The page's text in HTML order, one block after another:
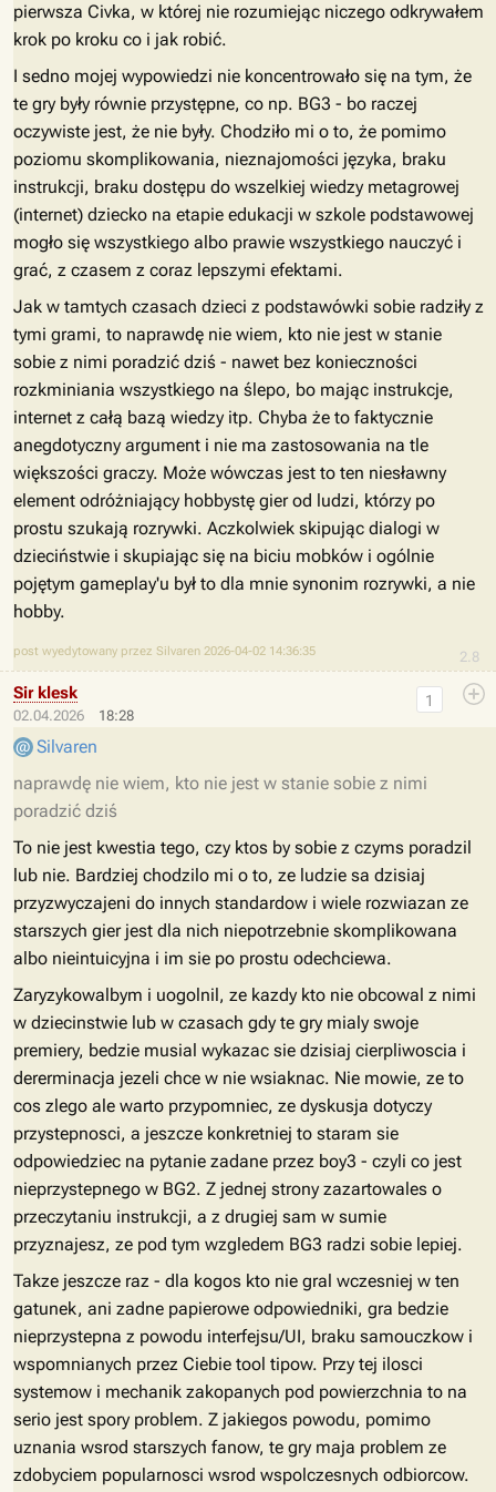
2.8
pierwsza Civka, w której nie rozumiejąc niczego odkrywałem
krok po kroku co i jak robić.
I sedno mojej wypowiedzi nie koncentrowało się na tym, że
te gry były równie przystępne, co np. BG3 - bo raczej
oczywiste jest, że nie były. Chodziło mi o to, że pomimo
poziomu skomplikowania, nieznajomości języka, braku
instrukcji, braku dostępu do wszelkiej wiedzy metagrowej
(internet) dziecko na etapie edukacji w szkole podstawowej
mogło się wszystkiego albo prawie wszystkiego nauczyć i
grać, z czasem z coraz lepszymi efektami.
Jak w tamtych czasach dzieci z podstawówki sobie radziły z
tymi grami, to naprawdę nie wiem, kto nie jest w stanie
sobie z nimi poradzić dziś - nawet bez konieczności
rozkminiania wszystkiego na ślepo, bo mając instrukcje,
internet z całą bazą wiedzy itp. Chyba że to faktycznie
anegdotyczny argument i nie ma zastosowania na tle
większości graczy. Może wówczas jest to ten niesławny
element odróżniający hobbystę gier od ludzi, którzy po
prostu szukają rozrywki. Aczkolwiek skipując dialogi w
dzieciństwie i skupiając się na biciu mobków i ogólnie
pojętym gameplay'u był to dla mnie synonim rozrywki, a nie
hobby.
post wyedytowany przez Silvaren 2026-04-02 14:36:35
02.04.2026 18:28
1
Sir klesk
Silvaren
naprawdę nie wiem, kto nie jest w stanie sobie z nimi
poradzić dziś
To nie jest kwestia tego, czy ktos by sobie z czyms poradzil
lub nie. Bardziej chodzilo mi o to, ze ludzie sa dzisiaj
przyzwyczajeni do innych standardow i wiele rozwiazan ze
starszych gier jest dla nich niepotrzebnie skomplikowana
albo nieintuicyjna i im sie po prostu odechciewa.
Zaryzykowalbym i uogolnil, ze kazdy kto nie obcowal z nimi
w dziecinstwie lub w czasach gdy te gry mialy swoje
premiery, bedzie musial wykazac sie dzisiaj cierpliwoscia i
dererminacja jezeli chce w nie wsiaknac. Nie mowie, ze to
cos zlego ale warto przypomniec, ze dyskusja dotyczy
przystepnosci, a jeszcze konkretniej to staram sie
odpowiedziec na pytanie zadane przez boy3 - czyli co jest
nieprzystepnego w BG2. Z jednej strony zazartowales o
przeczytaniu instrukcji, a z drugiej sam w sumie
przyznajesz, ze pod tym wzgledem BG3 radzi sobie lepiej.
Takze jeszcze raz - dla kogos kto nie gral wczesniej w ten
gatunek, ani zadne papierowe odpowiedniki, gra bedzie
nieprzystepna z powodu interfejsu/UI, braku samouczkow i
wspomnianych przez Ciebie tool tipow. Przy tej ilosci
systemow i mechanik zakopanych pod powierzchnia to na
serio jest spory problem. Z jakiegos powodu, pomimo
uznania wsrod starszych fanow, te gry maja problem ze
zdobyciem popularnosci wsrod wspolczesnych odbiorcow.